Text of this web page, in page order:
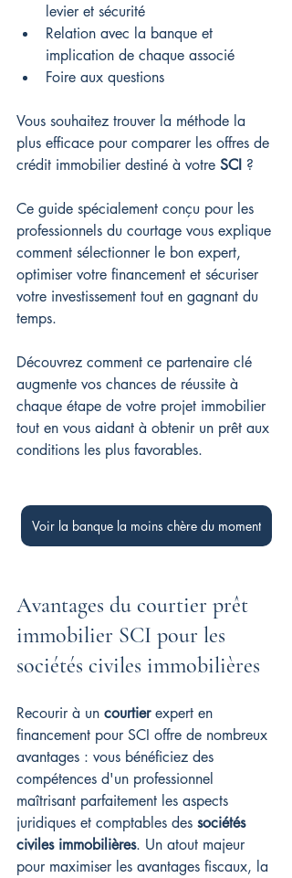
levier et sécurité
Relation avec la banque et
implication de chaque associé
Foire aux questions
Vous souhaitez trouver la méthode la
plus efficace pour comparer les offres de
crédit immobilier destiné à votre SCI ?
Ce guide spécialement conçu pour les
professionnels du courtage vous explique
comment sélectionner le bon expert,
optimiser votre financement et sécuriser
votre investissement tout en gagnant du
temps.
Découvrez comment ce partenaire clé
augmente vos chances de réussite à
chaque étape de votre projet immobilier
tout en vous aidant à obtenir un prêt aux
conditions les plus favorables.
Voir la banque la moins chère du moment
Avantages du courtier prêt
immobilier SCI pour les
sociétés civiles immobilières
Recourir à un courtier expert en
financement pour SCI offre de nombreux
avantages : vous bénéficiez des
compétences d'un professionnel
maîtrisant parfaitement les aspects
juridiques et comptables des sociétés
civiles immobilières. Un atout majeur
pour maximiser les avantages fiscaux, la